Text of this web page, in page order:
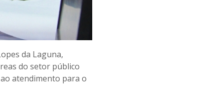
da Laguna,
do setor público
atendimento para o